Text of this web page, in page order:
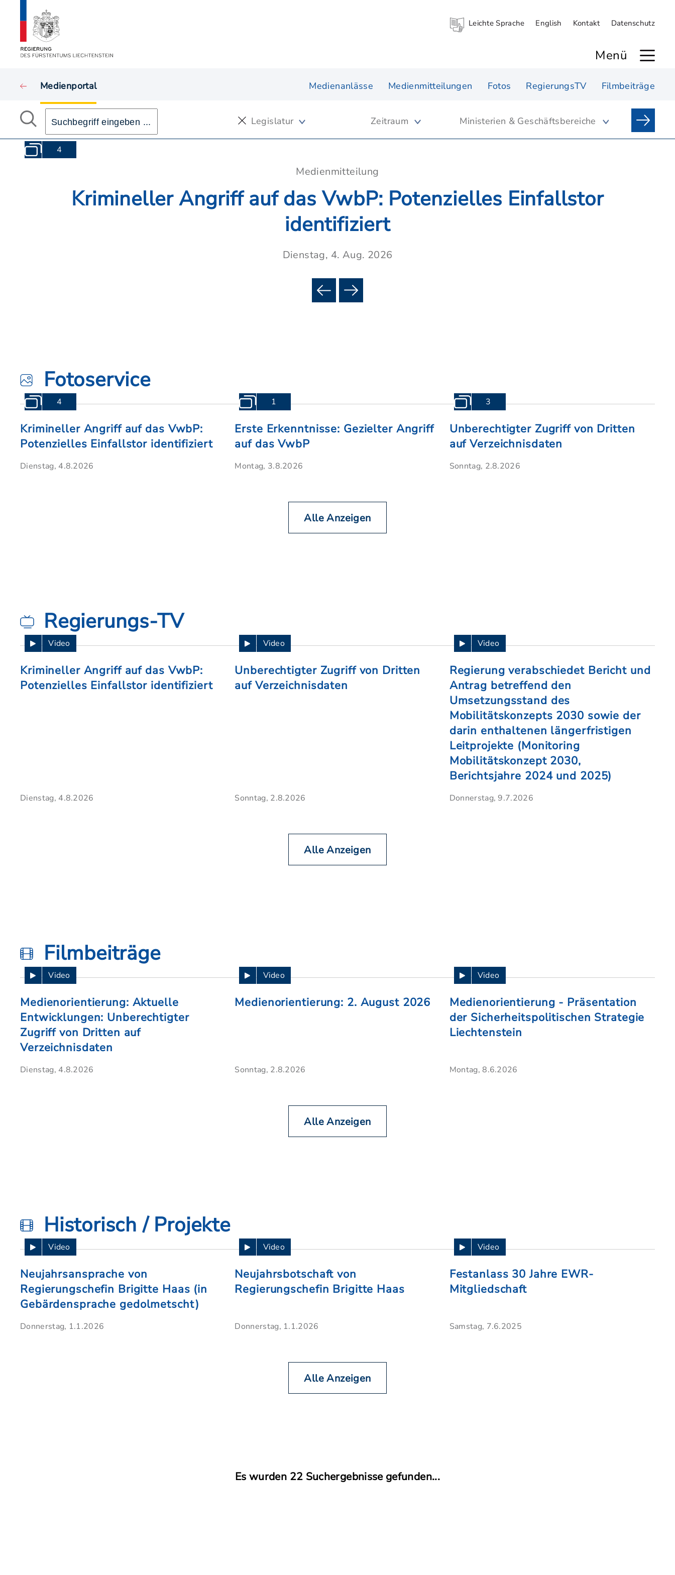
Leichte Sprache English Kontakt Datenschutz
Menü
Medienportal Medienanlässe Medienmitteilungen Fotos RegierungsTV Filmbeiträge
Legislatur Zeitraum Ministerien & Geschäftsbereiche
4
Medienmitteilung
Krimineller Angriff auf das VwbP: Potenzielles Einfallstor
identifiziert
Dienstag, 4. Aug. 2026
Fotoservice
Krimineller Angriff auf das VwbP:
Potenzielles Einfallstor identifiziert
Dienstag, 4.8.2026
4
Erste Erkenntnisse: Gezielter Angriff
auf das VwbP
Montag, 3.8.2026
1
Unberechtigter Zugriff von Dritten
auf Verzeichnisdaten
Sonntag, 2.8.2026
3
Alle Anzeigen
Regierungs-TV
Krimineller Angriff auf das VwbP:
Potenzielles Einfallstor identifiziert
Dienstag, 4.8.2026
Video
Unberechtigter Zugriff von Dritten
auf Verzeichnisdaten
Sonntag, 2.8.2026
Video
Regierung verabschiedet Bericht und
Antrag betreffend den
Umsetzungsstand des
Mobilitätskonzepts 2030 sowie der
darin enthaltenen längerfristigen
Leitprojekte (Monitoring
Mobilitätskonzept 2030,
Berichtsjahre 2024 und 2025)
Donnerstag, 9.7.2026
Video
Alle Anzeigen
Filmbeiträge
Medienorientierung: Aktuelle
Entwicklungen: Unberechtigter
Zugriff von Dritten auf
Verzeichnisdaten
Dienstag, 4.8.2026
Video
Medienorientierung: 2. August 2026
Sonntag, 2.8.2026
Video
Medienorientierung - Präsentation
der Sicherheitspolitischen Strategie
Liechtenstein
Montag, 8.6.2026
Video
Alle Anzeigen
Historisch / Projekte
Neujahrsansprache von
Regierungschefin Brigitte Haas (in
Gebärdensprache gedolmetscht)
Donnerstag, 1.1.2026
Video
Neujahrsbotschaft von
Regierungschefin Brigitte Haas
Donnerstag, 1.1.2026
Video
Festanlass 30 Jahre EWR-
Mitgliedschaft
Samstag, 7.6.2025
Video
Alle Anzeigen
Es wurden 22 Suchergebnisse gefunden...